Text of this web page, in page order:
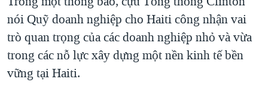
nói Quỹ doanh nghiệp cho Haiti công nhận vai
trò quan trọng của các doanh nghiệp nhỏ và vừa
trong các nỗ lực xây dựng một nền kinh tế bền
vững tại Haiti.